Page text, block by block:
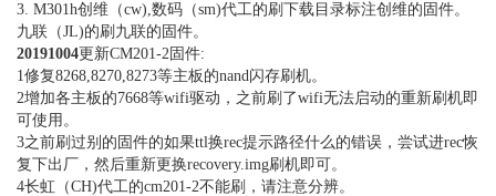
3. M301h创维（cw),数码（sm)代工的刷下载目录标注创维的固件。
九联（JL)的刷九联的固件。
20191004更新CM201-2固件:
1修复8268,8270,8273等主板的nand闪存刷机。
2增加各主板的7668等wifi驱动，之前刷了wifi无法启动的重新刷机即
可使用。
3之前刷过别的固件的如果ttl换rec提示路径什么的错误，尝试进rec恢
复下出厂，然后重新更换recovery.img刷机即可。
4长虹（CH)代工的cm201-2不能刷，请注意分辨。